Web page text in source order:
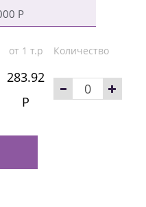
Р
от 1 т.р Количество
283.92
Р